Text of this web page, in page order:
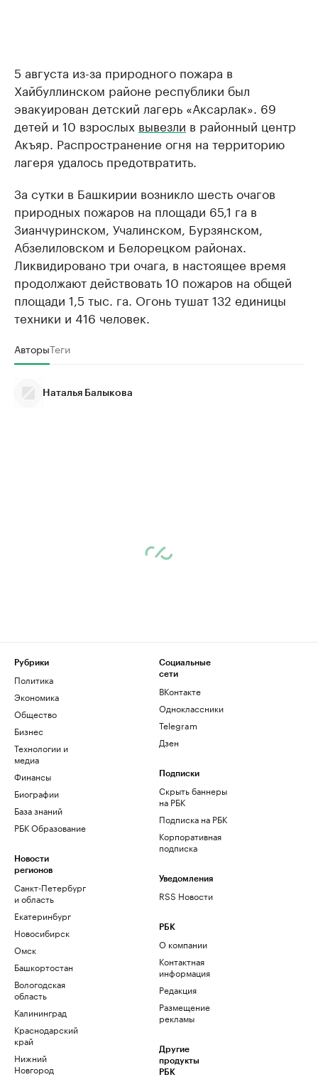
5 августа из-за природного пожара в
Хайбуллинском районе республики был
эвакуирован детский лагерь «Аксарлак». 69
детей и 10 взрослых вывезли в районный центр
Акъяр. Распространение огня на территорию
лагеря удалось предотвратить.
За сутки в Башкирии возникло шесть очагов
природных пожаров на площади 65,1 га в
Зианчуринском, Учалинском, Бурзянском,
Абзелиловском и Белорецком районах.
Ликвидировано три очага, в настоящее время
продолжают действовать 10 пожаров на общей
площади 1,5 тыс. га. Огонь тушат 132 единицы
техники и 416 человек.
АвторыТеги
Наталья Балыкова
Рубрики
Политика
Экономика
Общество
Бизнес
Технологии и
медиа
Финансы
Биографии
База знаний
РБК Образование
Новости
регионов
Санкт-Петербург
и область
Екатеринбург
Новосибирск
Омск
Башкортостан
Вологодская
область
Калининград
Краснодарский
край
Нижний
Новгород
Социальные
сети
ВКонтакте
Одноклассники
Telegram
Дзен
Подписки
Скрыть баннеры
на РБК
Подписка на РБК
Корпоративная
подписка
Уведомления
RSS Новости
РБК
О компании
Контактная
информация
Редакция
Размещение
рекламы
Другие
продукты
РБК